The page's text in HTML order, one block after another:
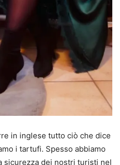
in inglese tutto ciò che dice
i tartufi. Spesso abbiamo
sicurezza dei nostri turisti nel